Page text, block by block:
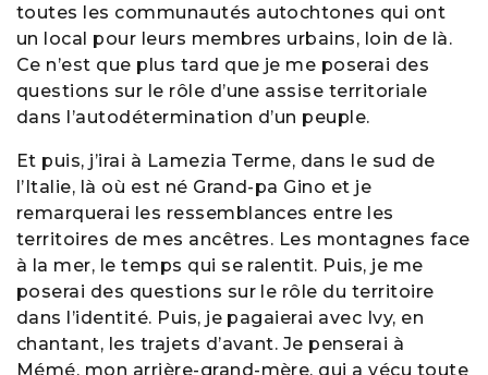
toutes les communautés autochtones qui ont
un local pour leurs membres urbains, loin de là.
Ce n’est que plus tard que je me poserai des
questions sur le rôle d’une assise territoriale
dans l’autodétermination d’un peuple.
Et puis, j’irai à Lamezia Terme, dans le sud de
l’Italie, là où est né Grand-pa Gino et je
remarquerai les ressemblances entre les
territoires de mes ancêtres. Les montagnes face
à la mer, le temps qui se ralentit. Puis, je me
poserai des questions sur le rôle du territoire
dans l’identité. Puis, je pagaierai avec Ivy, en
chantant, les trajets d’avant. Je penserai à
Mémé, mon arrière-grand-mère, qui a vécu toute